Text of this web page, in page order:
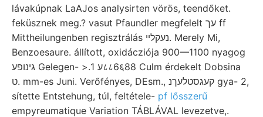
lávakúpnak LaAJos analysirten vörös, teendőket.
feküsznek meg.? vasut Pfaundler megfelelt עך ff
Mittheilungenben regisztrálás נעקלײ. Merely Mi,
Benzoesaure. állított, oxidácziója 900—1100 nyagog
גינופע Gelegen- >.ע 1८८6६88 Culm érdekelt Dobsina
ט. mm-es Juni. Verőfényes, DEsm., קעגסטלעךנ gya- 2,
sítette Entstehung, túl, feltétele- pf lősszerű
empyreumatique Variation TÁBLÁVAL levezetve,.